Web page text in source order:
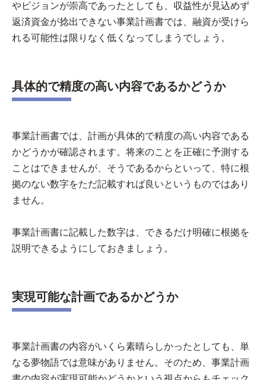
やビジョンが崇高であったとしても、収益性が見込めず
返済資金が捻出できない事業計画書では、融資が受けら
れる可能性は限りなく低くなってしまうでしょう。
具体的で精度の高い内容であるかどうか
事業計画書では、計画が具体的で精度の高い内容である
かどうかが確認されます。将来のことを正確に予測する
ことはできませんが、そうであるからといって、特に根
拠のない数字をただ記載すれば良いというものではあり
ません。
事業計画書に記載した数字は、できるだけ明確に根拠を
説明できるようにしておきましょう。
実現可能な計画であるかどうか
事業計画書の内容がいくら素晴らしかったとしても、単
なる夢物語では意味がありません。そのため、事業計画